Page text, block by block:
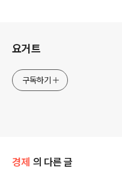
요거트
구독하기
경제 의 다른 글